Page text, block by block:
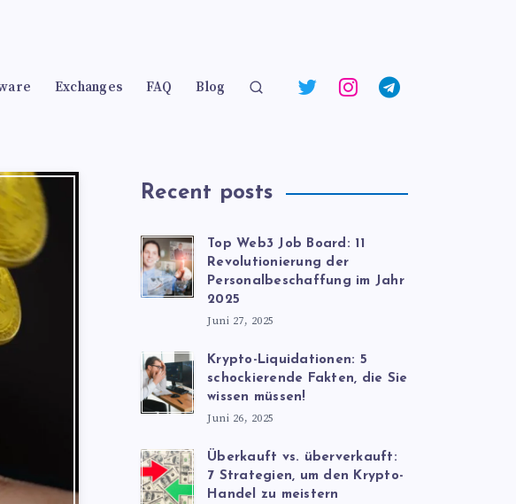
Exchanges FAQ Blog
Recent posts
Top Web3 Job Board: 11
Revolutionierung der
Personalbeschaffung im Jahr
2025
Juni 27, 2025
Krypto-Liquidationen: 5
schockierende Fakten, die Sie
wissen müssen!
Juni 26, 2025
Überkauft vs. überverkauft:
7 Strategien, um den Krypto-
Handel zu meistern